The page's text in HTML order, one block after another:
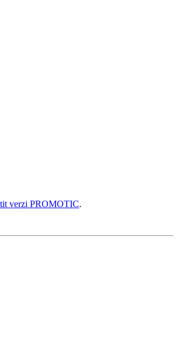
verzi PROMOTIC.